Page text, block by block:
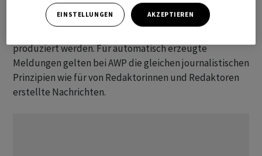
Der News-Service enthält Meldungen, die mit Hilfe von
produziert werden. Für automatisch erzeugte
Meldungen gelten bei AWP die gleichen journalistischen
Prinzipien wie für von Redaktorinnen und Redaktoren
erstellte Nachrichten.
EINSTELLUNGEN AKZEPTIEREN